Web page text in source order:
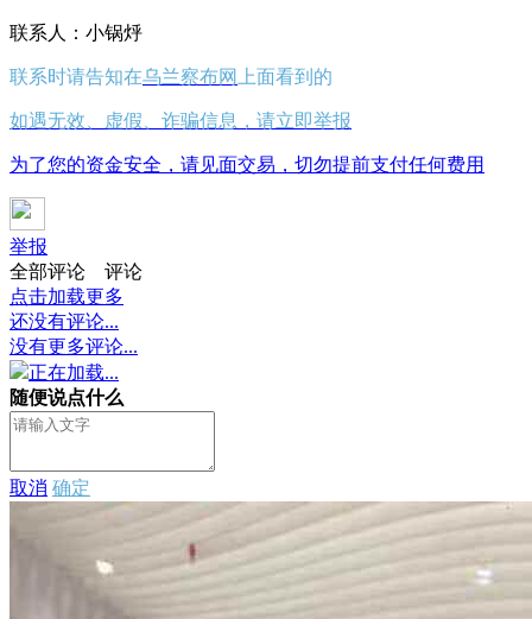
联系人：小锅烀
联系时请告知在乌兰察布网 上面看到的
如遇无效、虚假、诈骗信息，请立即举报
为了您的资金安全，请见面交易，切勿提前支付任何费用
举报
全部评论
评论
点击加载更多
还没有评论...
没有更多评论...
正在加载...
随便说点什么
取消 确定